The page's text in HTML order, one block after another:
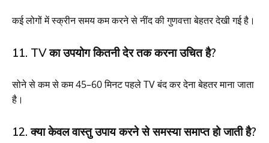
कई लोगों में स्क्रीन समय कम करने से नींद की गुणवत्ता बेहतर देखी गई है।
11. TV का उपयोग कितनी देर तक करना उचित है?
सोने से कम से कम 45–60 मिनट पहले TV बंद कर देना बेहतर माना जाता
है।
12. क्या केवल वास्तु उपाय करने से समस्या समाप्त हो जाती है?